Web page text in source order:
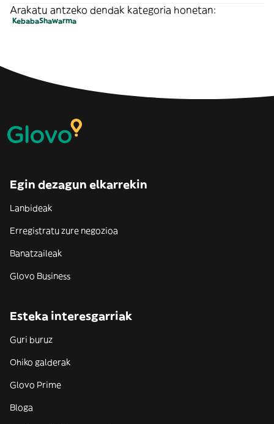
Arakatu antzeko dendak kategoria honetan:
KebabaShawarma
Egin dezagun elkarrekin
Lanbideak
Erregistratu zure negozioa
Banatzaileak
Glovo Business
Esteka interesgarriak
Guri buruz
Ohiko galderak
Glovo Prime
Bloga